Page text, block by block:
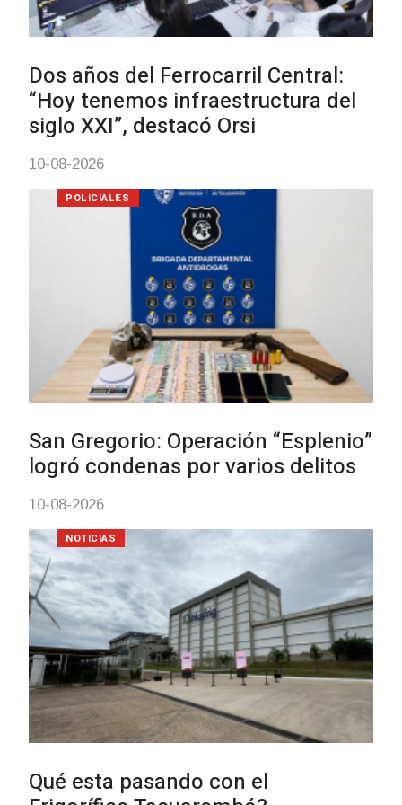
Futuro de Club Náutico y
de los Bálsamo
04-08-2026
reconoce a Jóvenes
Tacuaremboneses Destacados
04-08-2026
BPS redujo la tasa de interés de